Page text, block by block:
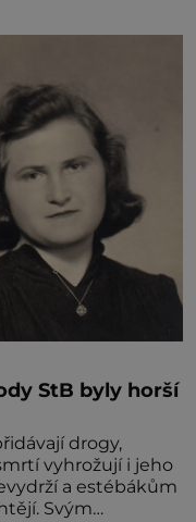
StB byly horší
drogy,
vyhrožují i jeho
a estébákům
Svým